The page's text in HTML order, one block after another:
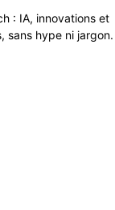
: IA, innovations et
sans hype ni jargon.